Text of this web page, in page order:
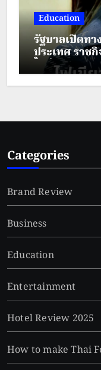
Education
รัฐบาลเปิดทา
ประเทศ ราช
ใหม่ ยกระดั
Categories
Brand Review
Business
Education
Entertainment
Hotel Review 2025
How to make Thai